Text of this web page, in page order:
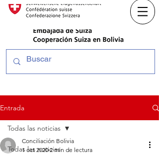
Entrada
Todas las noticias
Todas las noticias
Conciliación Bolivia
1 oct 2020 2 min de lectura